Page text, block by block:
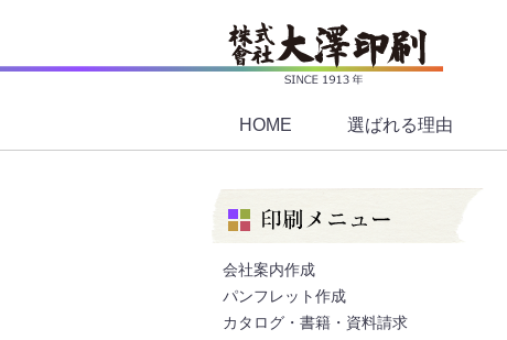
HOME 選ばれる理由
会社案内作成
パンフレット作成
カタログ・書籍・資料請求